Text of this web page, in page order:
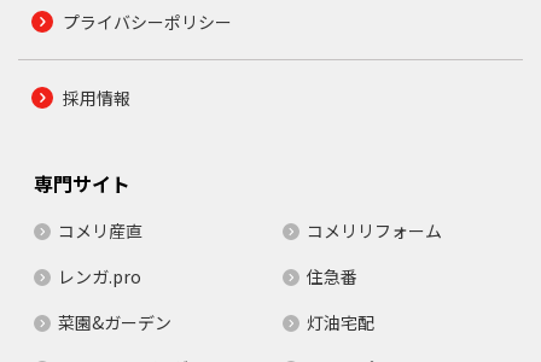
プライバシーポリシー
採用情報
専門サイト
コメリ産直
コメリリフォーム
レンガ.pro
住急番
菜園&ガーデン
灯油宅配